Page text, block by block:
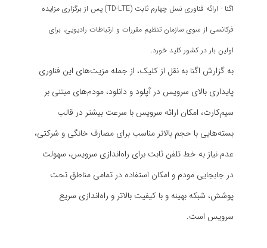
اگنا
- ارائه فناوری نسل چهارم ثابت (TD-LTE) پس از برگزاری مزایده
فرکانسی از سوی سازمان تنظیم مقررات و ارتباطات رادیویی، برای
اولین بار در کشور کلید خورد.
به گزارش اگنا به نقل از کلیک، از جمله مزیت‌های این فناوری
پایداری بالای سرویس در آپلود و دانلود، مودم‌های مبتنی بر
سیم‌کارت، امکان ارائه سرویس با سرعت بیشتر در قالب
بسته‌هایی با حجم بالاتر مناسب برای مصارف خانگی و شرکتی،
عدم نیاز به خط تلفن ثابت برای راه‌اندازی سرویس، سهولت
در جابجایی مودم و امکان استفاده در تمامی مناطق تحت
پوشش، شبکه بهینه و با کیفیت بالاتر و راه‌اندازی سریع
سرویس است.